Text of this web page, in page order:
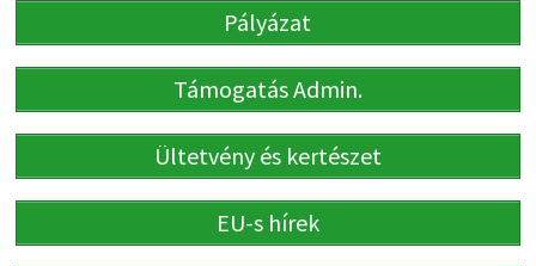
Pályázat
Támogatás Admin.
Ültetvény és kertészet
EU-s hírek